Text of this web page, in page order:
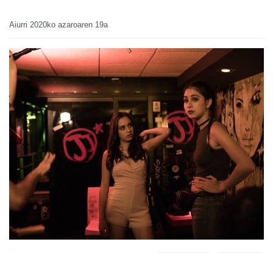
Aiurri 2020ko azaroaren 19a